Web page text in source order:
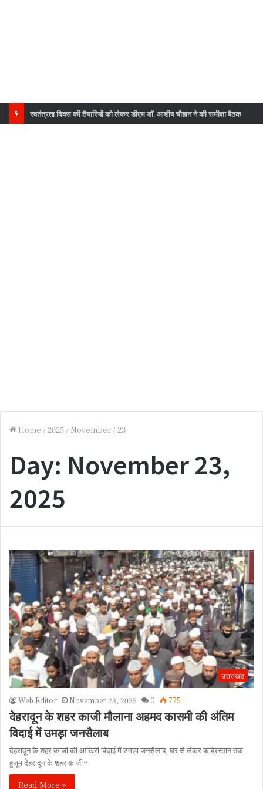
स्वतंत्रता दिवस की तैयारियों को लेकर डीएम डॉ. आशीष चौहान ने की समीक्षा बैठक
Home /2025 / November /23
Day: November 23,
2025
उत्तराखंड
Web Editor November 23, 2025 0 775
देहरादून के शहर काजी मौलाना अहमद कासमी की अंतिम
विदाई में उमड़ा जनसैलाब
देहरादून के शहर काजी की आखिरी विदाई में उमड़ा जनसैलाब, घर से लेकर कब्रिस्तान तक
हुजूम देहरादून के शहर काजी…
Read More »